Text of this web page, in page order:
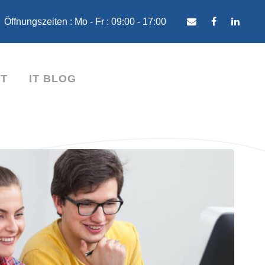
Öffnungszeiten : Mo - Fr : 09:00 - 17:00
IT BLOG